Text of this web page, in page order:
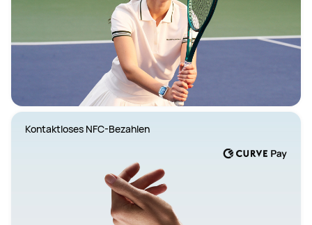
Kontaktloses NFC-Bezahlen